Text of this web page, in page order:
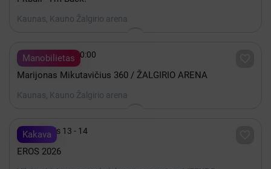
Kaunas, Kauno Žalgirio arena
Manobilietas
 Gruodis 19 - 20:00
Marijonas Mikutavičius 360 / ŽALGIRIO ARENA
Kaunas, Kauno Žalgirio arena
Kakava
 Lapkritis 13 - 14
EROS 2026